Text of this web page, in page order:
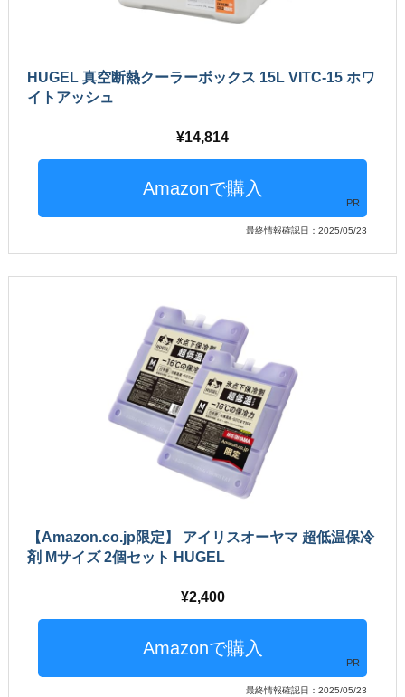
HUGEL 真空断熱クーラーボックス 15L VITC-15 ホワ
イトアッシュ
14,814
PR
最終情報確認日：2025/05/23
【Amazon.co.jp限定】 アイリスオーヤマ 超低温保冷
剤 Mサイズ 2個セット HUGEL
2,400
PR
最終情報確認日：2025/05/23